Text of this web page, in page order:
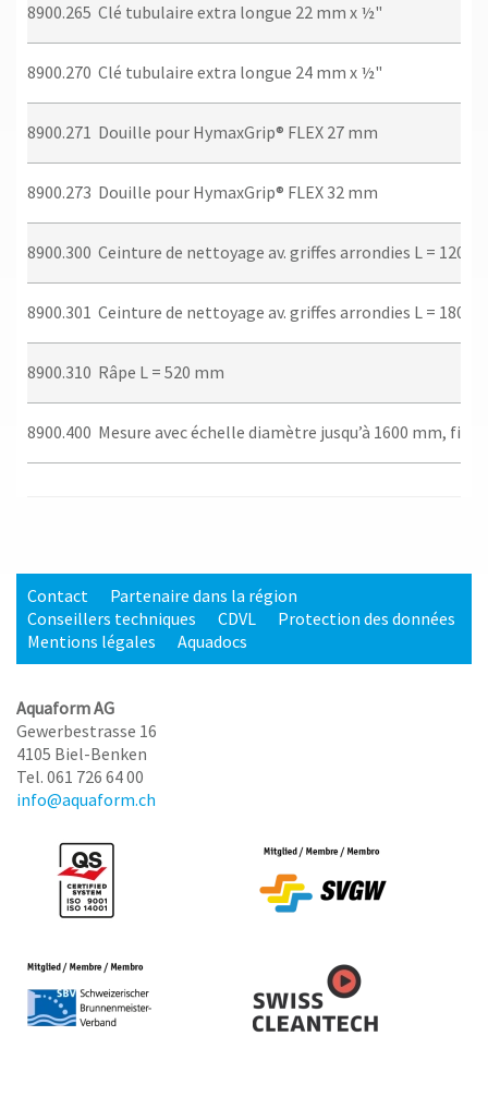
8900.265 Clé tubulaire extra longue 22 mm x ½"
8900.270 Clé tubulaire extra longue 24 mm x ½"
8900.271 Douille pour HymaxGrip® FLEX 27 mm
8900.273 Douille pour HymaxGrip® FLEX 32 mm
8900.300 Ceinture de nettoyage av. griffes arrondies L = 1200
8900.301 Ceinture de nettoyage av. griffes arrondies L = 1800
8900.310 Râpe L = 520 mm
8900.400 Mesure avec échelle diamètre jusqu’à 1600 mm,
Contact
Partenaire dans la région
Conseillers techniques
CDVL
Protection des données
Mentions légales
Aquadocs
Aquaform AG
Gewerbestrasse 16
4105 Biel-Benken
Tel. 061 726 64 00
info@aquaform.ch